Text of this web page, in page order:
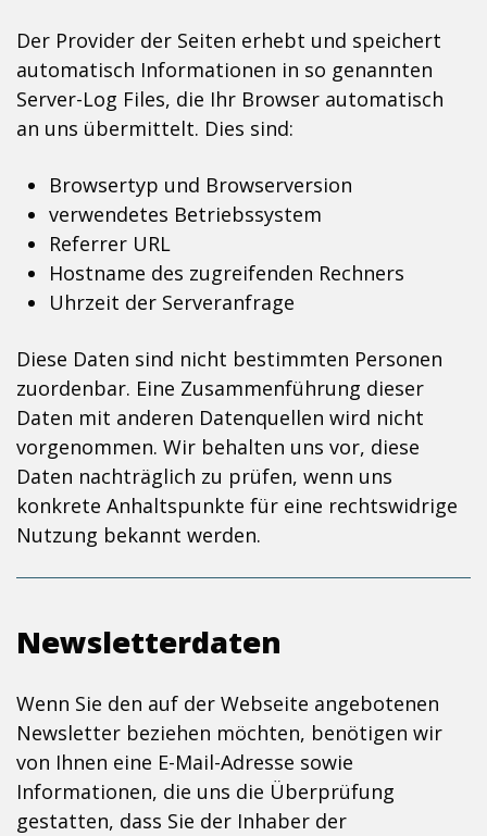
Der Provider der Seiten erhebt und speichert
automatisch Informationen in so genannten
Server-Log Files, die Ihr Browser automatisch
an uns übermittelt. Dies sind:
Browsertyp und Browserversion
verwendetes Betriebssystem
Referrer URL
Hostname des zugreifenden Rechners
Uhrzeit der Serveranfrage
Diese Daten sind nicht bestimmten Personen
zuordenbar. Eine Zusammenführung dieser
Daten mit anderen Datenquellen wird nicht
vorgenommen. Wir behalten uns vor, diese
Daten nachträglich zu prüfen, wenn uns
konkrete Anhaltspunkte für eine rechtswidrige
Nutzung bekannt werden.
Newsletterdaten
Wenn Sie den auf der Webseite angebotenen
Newsletter beziehen möchten, benötigen wir
von Ihnen eine E-Mail-Adresse sowie
Informationen, die uns die Überprüfung
gestatten, dass Sie der Inhaber der